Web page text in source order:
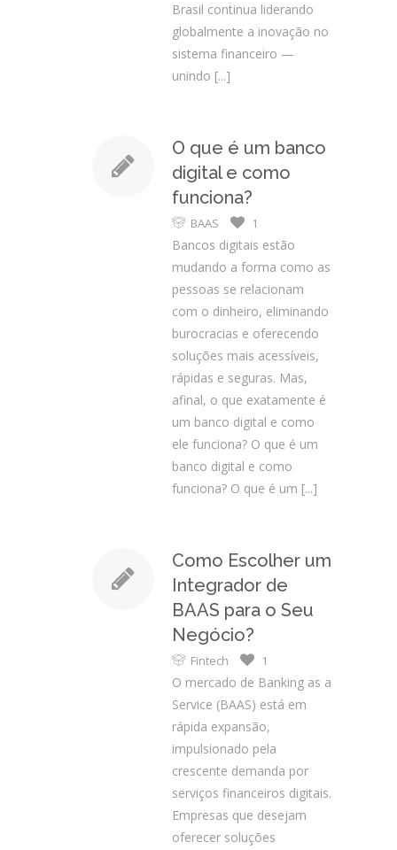
Brasil continua liderando
globalmente a inovação no
sistema financeiro —
unindo [...]
O que é um banco
digital e como
funciona?
BAAS 1
Bancos digitais estão
mudando a forma como as
pessoas se relacionam
com o dinheiro, eliminando
burocracias e oferecendo
soluções mais acessíveis,
rápidas e seguras. Mas,
afinal, o que exatamente é
um banco digital e como
ele funciona? O que é um
banco digital e como
funciona? O que é um [...]
Como Escolher um
Integrador de
BAAS para o Seu
Negócio?
Fintech 1
O mercado de Banking as a
Service (BAAS) está em
rápida expansão,
impulsionado pela
crescente demanda por
serviços financeiros digitais.
Empresas que desejam
oferecer soluções